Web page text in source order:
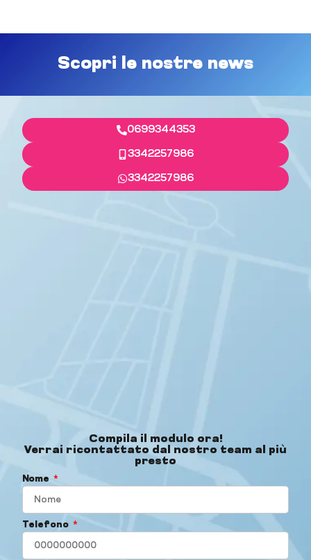
Scopri le nostre news
0699344353
3342257986
3342257986
Compila il modulo ora!
Verrai ricontattato dal nostro team al più
presto
Nome
Telefono